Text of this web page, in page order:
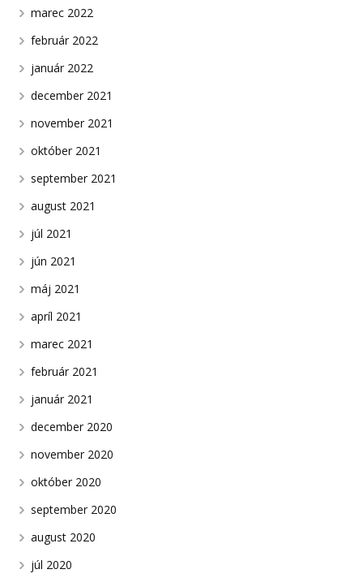
marec 2022
február 2022
január 2022
december 2021
november 2021
október 2021
september 2021
august 2021
júl 2021
jún 2021
máj 2021
apríl 2021
marec 2021
február 2021
január 2021
december 2020
november 2020
október 2020
september 2020
august 2020
júl 2020